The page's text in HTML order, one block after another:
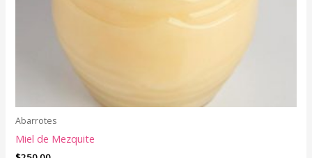
Abarrotes
Miel de Mezquite